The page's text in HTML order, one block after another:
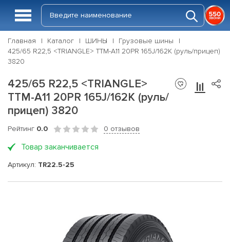
Главная Каталог ШИНЫ
Грузовые шины
425/65 R22,5 <TRIANGLE> TTM-A11 20PR 165J/162K (руль/прицеп)
3820
425/65 R22,5 <TRIANGLE>
TTM-A11 20PR 165J/162K (руль/
прицеп) 3820
Рейтинг 0.0 0 отзывов
Товар заканчивается
Артикул: TR22.5-25